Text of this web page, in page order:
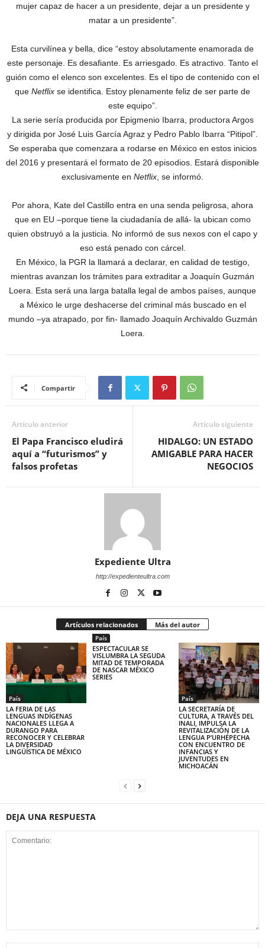
mujer capaz de hacer a un presidente, dejar a un presidente y
matar a un presidente”.
Esta curvilínea y bella, dice “estoy absolutamente enamorada de
este personaje. Es desafiante. Es arriesgado. Es atractivo. Tanto el
guión como el elenco son excelentes. Es el tipo de contenido con el
que Netflix se identifica. Estoy plenamente feliz de ser parte de
este equipo”.
La serie sería producida por Epigmenio Ibarra, productora Argos
y dirigida por José Luis García Agraz y Pedro Pablo Ibarra “Pitipol”.
Se esperaba que comenzara a rodarse en México en estos inicios
del 2016 y presentará el formato de 20 episodios. Estará disponible
exclusivamente en Netflix , se informó.
Por ahora, Kate del Castillo entra en una senda peligrosa, ahora
que en EU –porque tiene la ciudadanía de allá- la ubican como
quien obstruyó a la justicia. No informó de sus nexos con el capo y
eso está penado con cárcel.
En México, la PGR la llamará a declarar, en calidad de testigo,
mientras avanzan los trámites para extraditar a Joaquín Guzmán
Loera. Esta será una larga batalla legal de ambos países, aunque
a México le urge deshacerse del criminal más buscado en el
mundo –ya atrapado, por fin- llamado Joaquín Archivaldo Guzmán
Loera.
Compartir
Artículo anterior
El Papa Francisco eludirá
aquí a “futurismos” y
falsos profetas
Artículo siguiente
HIDALGO: UN ESTADO
AMIGABLE PARA HACER
NEGOCIOS
Expediente Ultra
http://expedienteultra.com
Artículos relacionados Más del autor
País
LA FERIA DE LAS
LENGUAS INDÍGENAS
NACIONALES LLEGA A
DURANGO PARA
RECONOCER Y CELEBRAR
LA DIVERSIDAD
LINGÜÍSTICA DE MÉXICO
País
ESPECTACULAR SE
VISLUMBRA LA SEGUDA
MITAD DE TEMPORADA
DE NASCAR MÉXICO
SERIES
País
LA SECRETARÍA DE
CULTURA, A TRAVÉS DEL
INALI, IMPULSA LA
REVITALIZACIÓN DE LA
LENGUA P’URHÉPECHA
CON ENCUENTRO DE
INFANCIAS Y
JUVENTUDES EN
MICHOACÁN
DEJA UNA RESPUESTA